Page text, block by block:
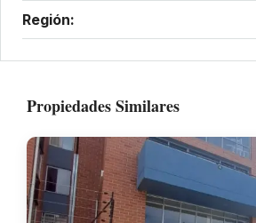
Región:
Propiedades Similares